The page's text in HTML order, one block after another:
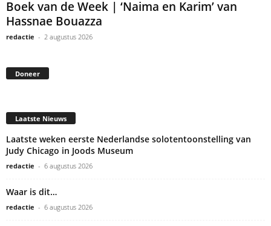
Boek van de Week | ‘Naima en Karim’ van
Hassnae Bouazza
redactie - 2 augustus 2026
Doneer
Laatste Nieuws
Laatste weken eerste Nederlandse solotentoonstelling van
Judy Chicago in Joods Museum
redactie - 6 augustus 2026
Waar is dit…
redactie - 6 augustus 2026